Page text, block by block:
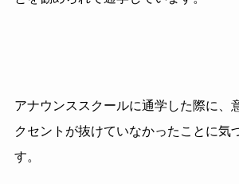
アナウンススクールに通学した際に、
クセントが抜けていなかったことに気
す。